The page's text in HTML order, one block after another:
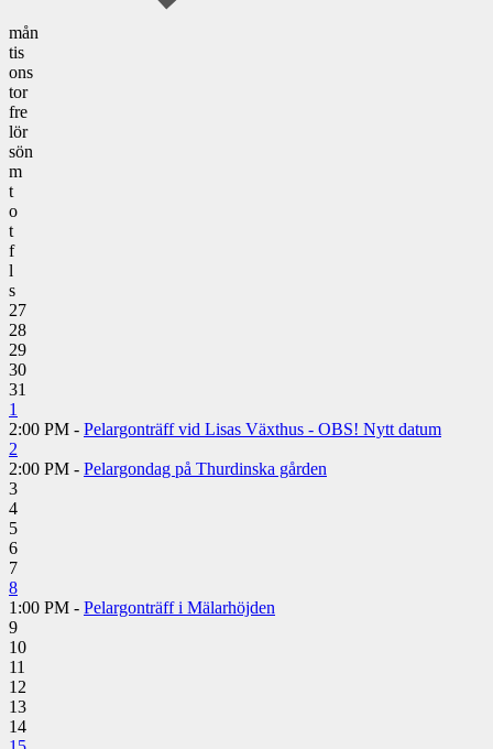
mån
tis
ons
tor
fre
lör
sön
m
t
o
t
f
l
s
27
28
29
30
31
1
2:00 PM - Pelargonträff vid Lisas Växthus - OBS! Nytt datum
2
2:00 PM - Pelargondag på Thurdinska gården
3
4
5
6
7
8
1:00 PM - Pelargonträff i Mälarhöjden
9
10
11
12
13
14